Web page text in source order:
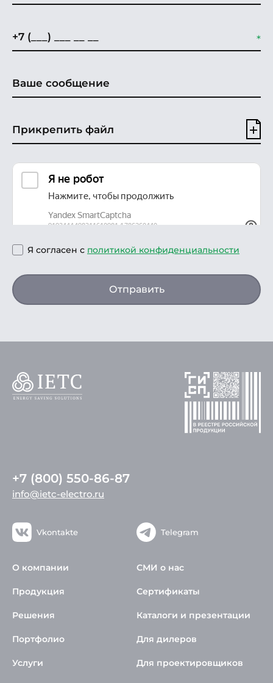
Прикрепить файл
Я согласен с политикой конфиденциальности
Отправить
+7 (800) 550-86-87
info@ietc-electro.ru
Vkontakte Telegram
О компании
Продукция
Решения
Портфолио
Услуги
СМИ о нас
Сертификаты
Каталоги и презентации
Для дилеров
Для проектировщиков